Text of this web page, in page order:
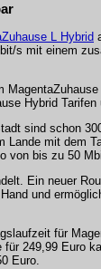
L Hybrid
s mit einem
Hybrid Tarifen
sind schon
mit dem
von bis zu 50
Ein neuer
und
für
249,99 Euro
Euro.